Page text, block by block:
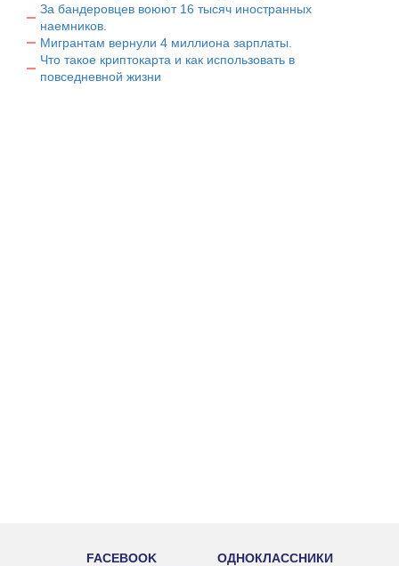
За бандеровцев воюют 16 тысяч иностранных
наемников.
Мигрантам вернули 4 миллиона зарплаты.
Что такое криптокарта и как использовать в
повседневной жизни
FACEBOOK ОДНОКЛАССНИКИ